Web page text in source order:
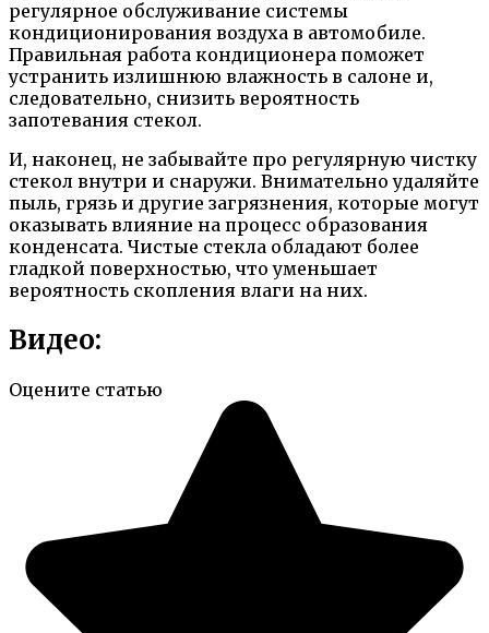
регулярное обслуживание системы
кондиционирования воздуха в автомобиле.
Правильная работа кондиционера поможет
устранить излишнюю влажность в салоне и,
следовательно, снизить вероятность
запотевания стекол.
И, наконец, не забывайте про регулярную чистку
стекол внутри и снаружи. Внимательно удаляйте
пыль, грязь и другие загрязнения, которые могут
оказывать влияние на процесс образования
конденсата. Чистые стекла обладают более
гладкой поверхностью, что уменьшает
вероятность скопления влаги на них.
Видео:
Оцените статью